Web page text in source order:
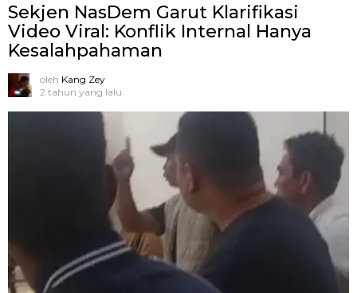
Sekjen NasDem Garut Klarifikasi
Video Viral: Konflik Internal Hanya
Kesalahpahaman
oleh Kang Zey
2 tahun yang lalu